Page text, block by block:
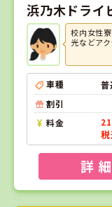
浜乃木ドライ
校内女性
光などア
車種
普
割引
料金
詳 細